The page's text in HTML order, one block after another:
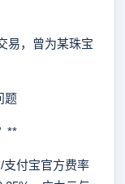
，曾为某珠宝
题
**
付宝官方费率